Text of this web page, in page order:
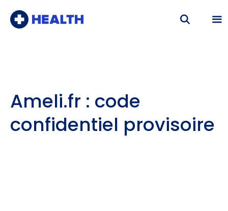
Ameli.fr : code
confidentiel provisoire